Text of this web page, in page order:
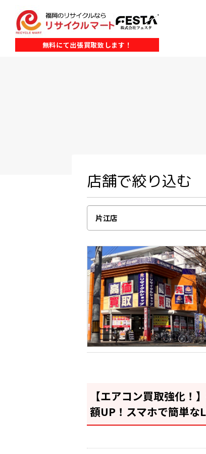
無料にて出張買取致します！
店舗で絞り込む
【エアコン買取強化！
額UP！スマホで簡単な